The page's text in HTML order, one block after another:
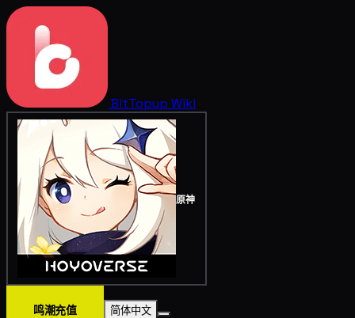
BitTopup Wiki
原神
鸣潮充值 简体中文